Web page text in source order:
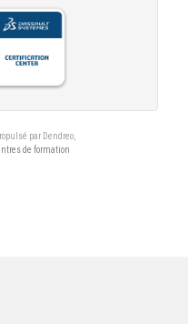
par Dendreo,
de formation